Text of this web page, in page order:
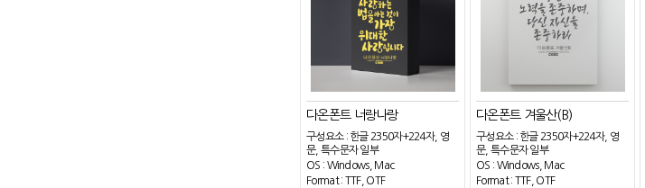
다온폰트 너랑나랑
구성요소 : 한글 2350자+224자, 영
문, 특수문자 일부
OS : Windows, Mac
Format : TTF, OTF
다온폰트 겨울산(B)
구성요소 : 한글 2350자+224자, 영
문, 특수문자 일부
OS : Windows, Mac
Format : TTF, OTF